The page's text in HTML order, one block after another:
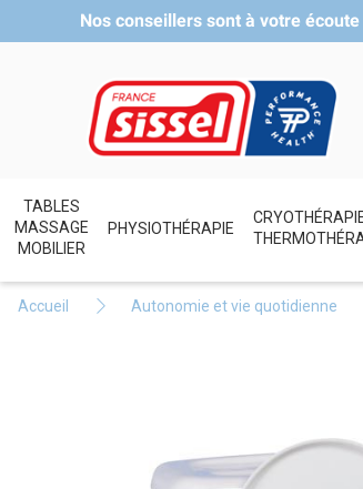
Nos conseillers sont à votre écoute
TABLES
MASSAGE
MOBILIER
PHYSIOTHÉRAPIE
Accueil Autonomie et vie quotidienne